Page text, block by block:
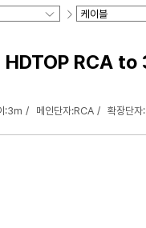
HDTOP RCA
:3m 메인단자:RCA 확장단